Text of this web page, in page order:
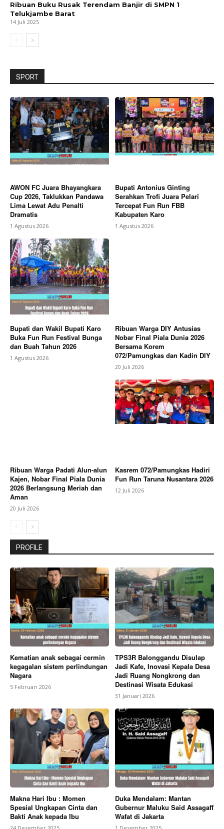
Ribuan Buku Rusak Terendam Banjir di SMPN 1
Telukjambe Barat
14 Juli 2025
SPORT
AWON FC Juara Bhayangkara
Cup 2026, Taklukkan Pandawa
Lima Lewat Adu Penalti
Dramatis
1 Agustus 2026
Bupati Antonius Ginting
Serahkan Trofi Juara Pelari
Tercepat Fun Run FBB
Kabupaten Karo
1 Agustus 2026
Bupati dan Wakil Bupati Karo
Buka Fun Run Festival Bunga
dan Buah Tahun 2026
1 Agustus 2026
Ribuan Warga DIY Antusias
Nobar Final Piala Dunia 2026
Bersama Korem
072/Pamungkas dan Kadin DIY
20 Juli 2026
Ribuan Warga Padati Alun-alun
Kajen, Nobar Final Piala Dunia
2026 Berlangsung Meriah dan
Aman
20 Juli 2026
Kasrem 072/Pamungkas Hadiri
Fun Run Taruna Nusantara 2026
12 Juli 2026
PROFILE
Kematian anak sebagai cermin
kegagalan sistem perlindungan
Nagara
5 Februari 2026
TPS3R Balonggandu Disulap
Jadi Kafe, Inovasi Kepala Desa
Jadi Ruang Nongkrong dan
Destinasi Wisata Edukasi
31 Januari 2026
Makna Hari Ibu : Momen
Spesial Ungkapan Cinta dan
Bakti Anak kepada Ibu
Duka Mendalam: Mantan
Gubernur Maluku Said Assagaff
Wafat di Jakarta